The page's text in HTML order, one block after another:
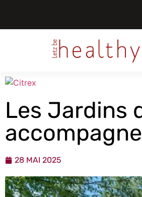
Les Jardins
28 MAI 2025